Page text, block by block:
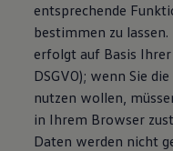
entsprechende
bestimmen zu
erfolgt auf Basis
DSGVO); wenn Sie
nutzen wollen,
in Ihrem Browser
Daten werden nicht